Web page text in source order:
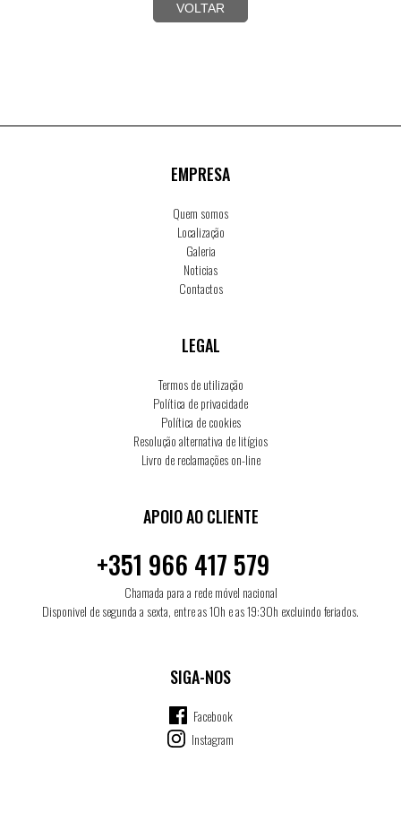
VOLTAR
EMPRESA
Quem somos
Localização
Galeria
Noticias
Contactos
LEGAL
Termos de utilização
Política de privacidade
Política de cookies
Resolução alternativa de litígios
Livro de reclamações on-line
APOIO AO CLIENTE
+351 966 417 579
Chamada para a rede móvel nacional
Disponivel de segunda a sexta, entre as 10h e as 19:30h excluindo feriados.
SIGA-NOS
Facebook
Instagram